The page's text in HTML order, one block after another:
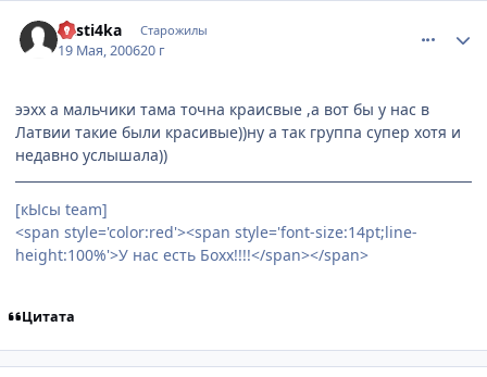
nasti4ka Старожилы
19 Мая, 200620 г
ээхх а мальчики тама точна краисвые ,а вот бы у нас в
Латвии такие были красивые))ну а так группа супер хотя и
недавно услышала))
[кЫсы team]
<span style='color:red'><span style='font-size:14pt;line-
height:100%'>У нас есть Бохх!!!!</span></span>
Цитата